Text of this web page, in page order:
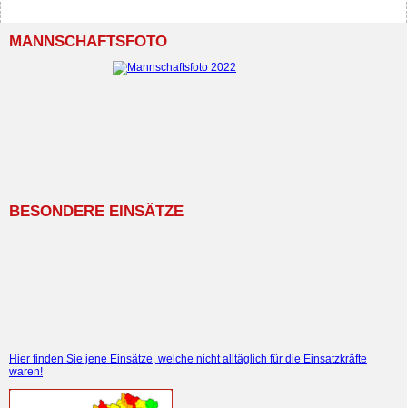
MANNSCHAFTSFOTO
BESONDERE EINSÄTZE
Hier finden Sie jene Einsätze, welche nicht alltäglich für die Einsatzkräfte
waren!